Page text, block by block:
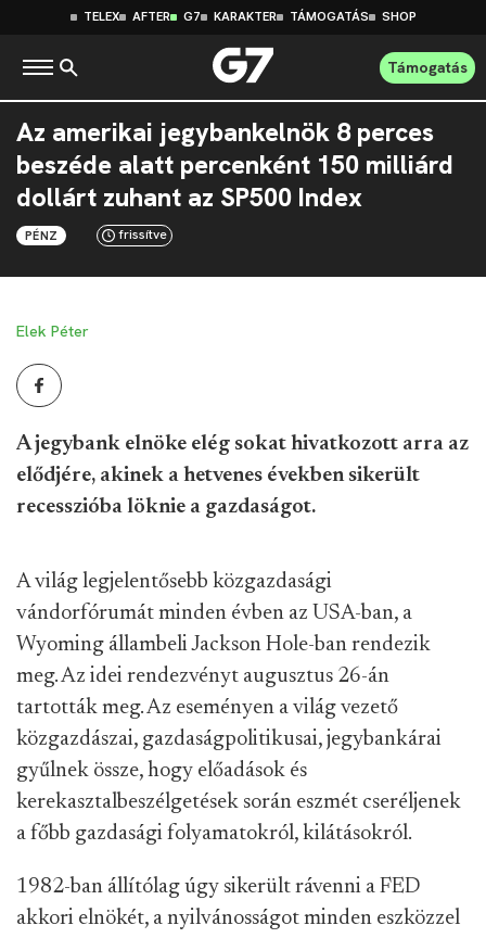
TELEX AFTER G7 KARAKTER TÁMOGATÁS SHOP
Támogatás
Az amerikai jegybankelnök 8 perces
beszéde alatt percenként 150 milliárd
dollárt zuhant az SP500 Index
PÉNZ frissítve
Elek Péter
A jegybank elnöke elég sokat hivatkozott arra az
elődjére, akinek a hetvenes években sikerült
recesszióba löknie a gazdaságot.
A világ legjelentősebb közgazdasági
vándorfórumát minden évben az USA-ban, a
Wyoming állambeli Jackson Hole-ban rendezik
meg. Az idei rendezvényt augusztus 26-án
tartották meg. Az eseményen a világ vezető
közgazdászai, gazdaságpolitikusai, jegybankárai
gyűlnek össze, hogy előadások és
kerekasztalbeszélgetések során eszmét cseréljenek
a főbb gazdasági folyamatokról, kilátásokról.
1982-ban állítólag úgy sikerült rávenni a FED
akkori elnökét, a nyilvánosságot minden eszközzel